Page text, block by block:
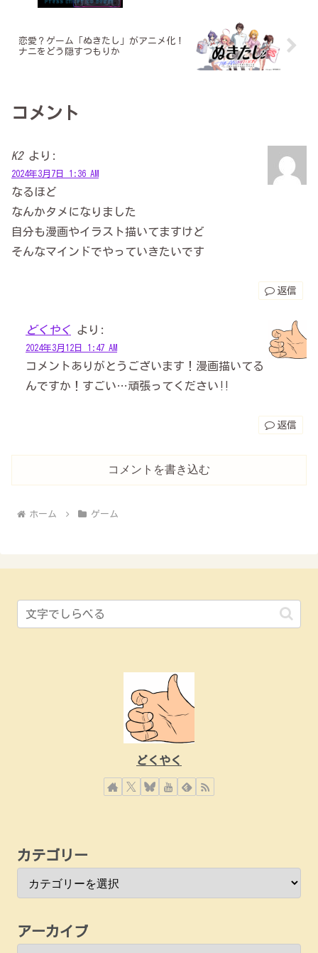
恋愛？ゲーム「ぬきたし」がアニメ化！
ナニをどう隠すつもりか
コメント
K2 より:
2024年3月7日 1:36 AM
なるほど
なんかタメになりました
自分も漫画やイラスト描いてますけど
そんなマインドでやっていきたいです
返信
どくやく より:
2024年3月12日 1:47 AM
コメントありがとうございます！漫画描いてる
んですか！すごい…頑張ってください‼︎
返信
コメントを書き込む
ホーム ゲーム
どくやく
カテゴリー
アーカイブ